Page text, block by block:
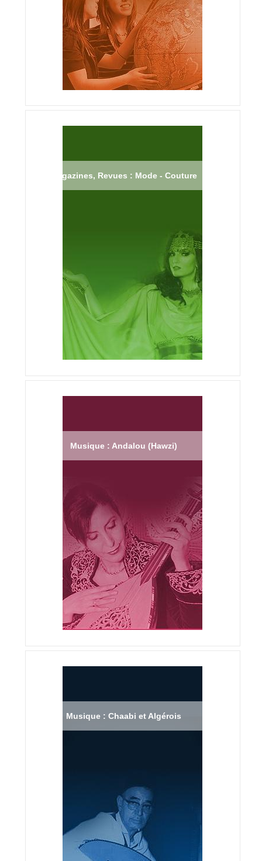
Magazines, Revues : Mode - Couture
Musique : Andalou (Hawzi)
Musique : Chaabi et Algérois